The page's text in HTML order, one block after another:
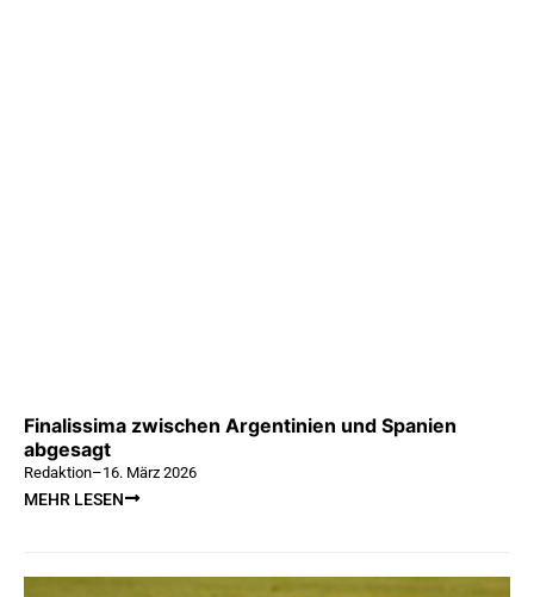
Finalissima zwischen Argentinien und Spanien
abgesagt
Redaktion–16. März 2026
MEHR LESEN